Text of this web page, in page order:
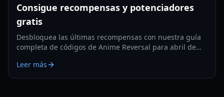
Consigue recompensas y potenciadores
gratis
Desbloquea las últimas recompensas con nuestra guía
completa de códigos de Anime Reversal para abril de
gratis para la Actualización 3.5.
Leer más